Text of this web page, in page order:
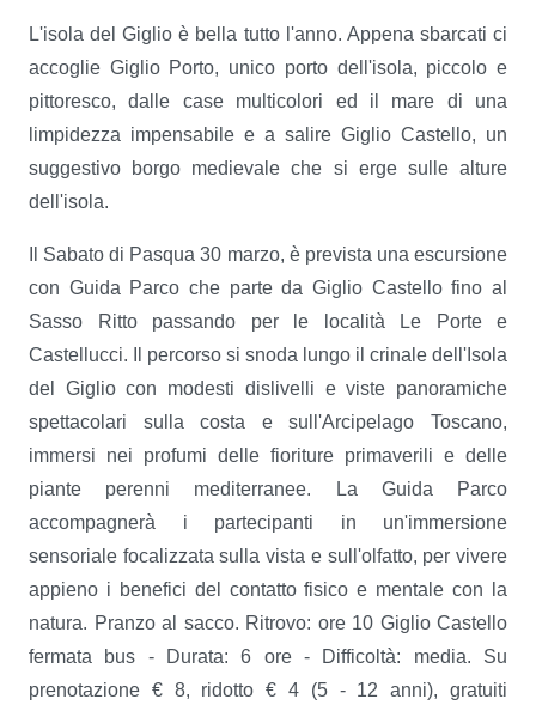
L'isola del Giglio è bella tutto l'anno. Appena sbarcati ci
accoglie Giglio Porto, unico porto dell'isola, piccolo e
pittoresco, dalle case multicolori ed il mare di una
limpidezza impensabile e a salire Giglio Castello, un
suggestivo borgo medievale che si erge sulle alture
dell'isola.
Il Sabato di Pasqua 30 marzo, è prevista una escursione
con Guida Parco che parte da Giglio Castello fino al
Sasso Ritto passando per le località Le Porte e
Castellucci. Il percorso si snoda lungo il crinale dell'Isola
del Giglio con modesti dislivelli e viste panoramiche
spettacolari sulla costa e sull'Arcipelago Toscano,
immersi nei profumi delle fioriture primaverili e delle
piante perenni mediterranee. La Guida Parco
accompagnerà i partecipanti in un'immersione
sensoriale focalizzata sulla vista e sull'olfatto, per vivere
appieno i benefici del contatto fisico e mentale con la
natura. Pranzo al sacco. Ritrovo: ore 10 Giglio Castello
fermata bus - Durata: 6 ore - Difficoltà: media. Su
prenotazione € 8, ridotto € 4 (5 - 12 anni), gratuiti